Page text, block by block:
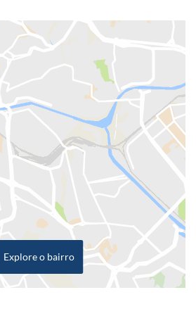
Explore o bairro